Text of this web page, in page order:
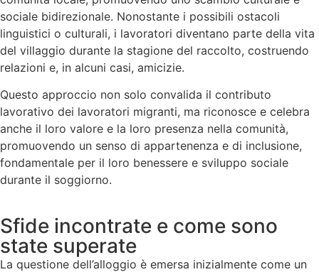
sociale bidirezionale. Nonostante i possibili ostacoli
linguistici o culturali, i lavoratori diventano parte della vita
del villaggio durante la stagione del raccolto, costruendo
relazioni e, in alcuni casi, amicizie.
Questo approccio non solo convalida il contributo
lavorativo dei lavoratori migranti, ma riconosce e celebra
anche il loro valore e la loro presenza nella comunità,
promuovendo un senso di appartenenza e di inclusione,
fondamentale per il loro benessere e sviluppo sociale
durante il soggiorno.
Sfide incontrate e come sono
state superate
La questione dell’alloggio è emersa inizialmente come un